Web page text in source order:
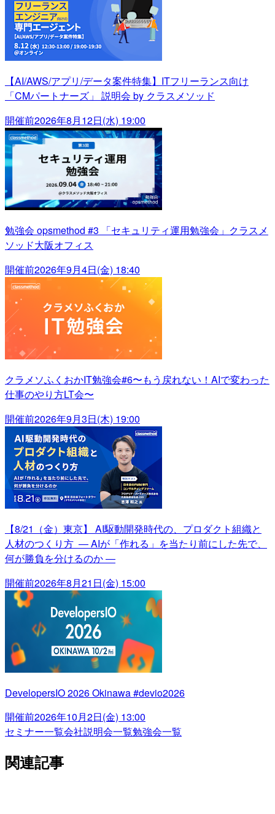
【AI/AWS/アプリ/データ案件特集】ITフリーランス向け
「CMパートナーズ」 説明会 by クラスメソッド
開催前2026年8月12日(水) 19:00
勉強会 opsmethod #3 「セキュリティ運用勉強会」クラスメ
ソッド大阪オフィス
開催前2026年9月4日(金) 18:40
クラメソふくおかIT勉強会#6〜もう戻れない！AIで変わった
仕事のやり方LT会〜
開催前2026年9月3日(木) 19:00
【8/21（金）東京】 AI駆動開発時代の、プロダクト組織と
人材のつくり方 ― AIが「作れる」を当たり前にした先で、
何が勝負を分けるのか ―
開催前2026年8月21日(金) 15:00
DevelopersIO 2026 Okinawa #devio2026
開催前2026年10月2日(金) 13:00
セミナー一覧会社説明会一覧勉強会一覧
関連記事